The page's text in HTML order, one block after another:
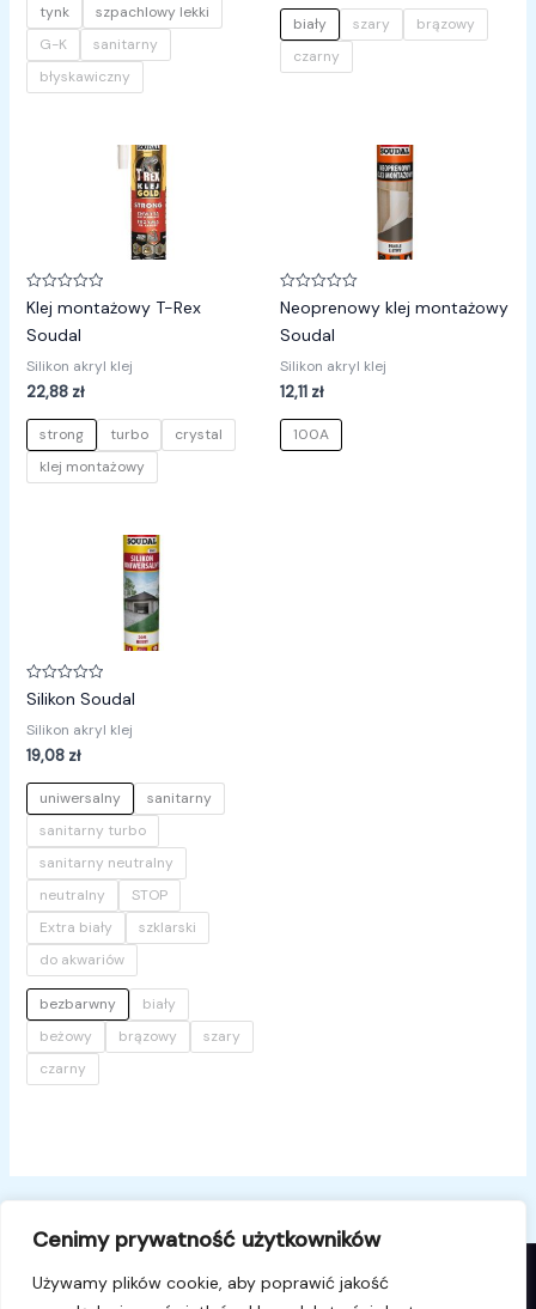
Cenimy prywatność użytkowników
Używamy plików cookie, aby poprawić jakość
tynk
szpachlowy lekki
G-K
sanitarny
błyskawiczny
biały szary
brązowy
czarny
Oceniono
0
na
5
Klej montażowy T-Rex
Soudal
Silikon akryl klej
22,88 zł
strong turbo
crystal
klej montażowy
Oceniono
0
na
5
Neoprenowy klej montażowy
Soudal
Silikon akryl klej
12,11 zł
100A
Oceniono
0
5
Silikon Soudal
Silikon akryl klej
19,08 zł
uniwersalny
sanitarny
sanitarny turbo
sanitarny neutralny
neutralny
STOP
Extra biały
szklarski
do akwariów
bezbarwny
biały
beżowy
brązowy
szary
czarny